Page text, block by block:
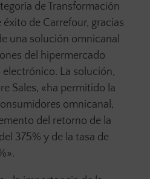
de Transformación
de Carrefour, gracias
una solución omnicanal
del hipermercado
La solución,
Sales, «ha permitido la
omnicanal,
del retorno de la
375% y de la tasa de